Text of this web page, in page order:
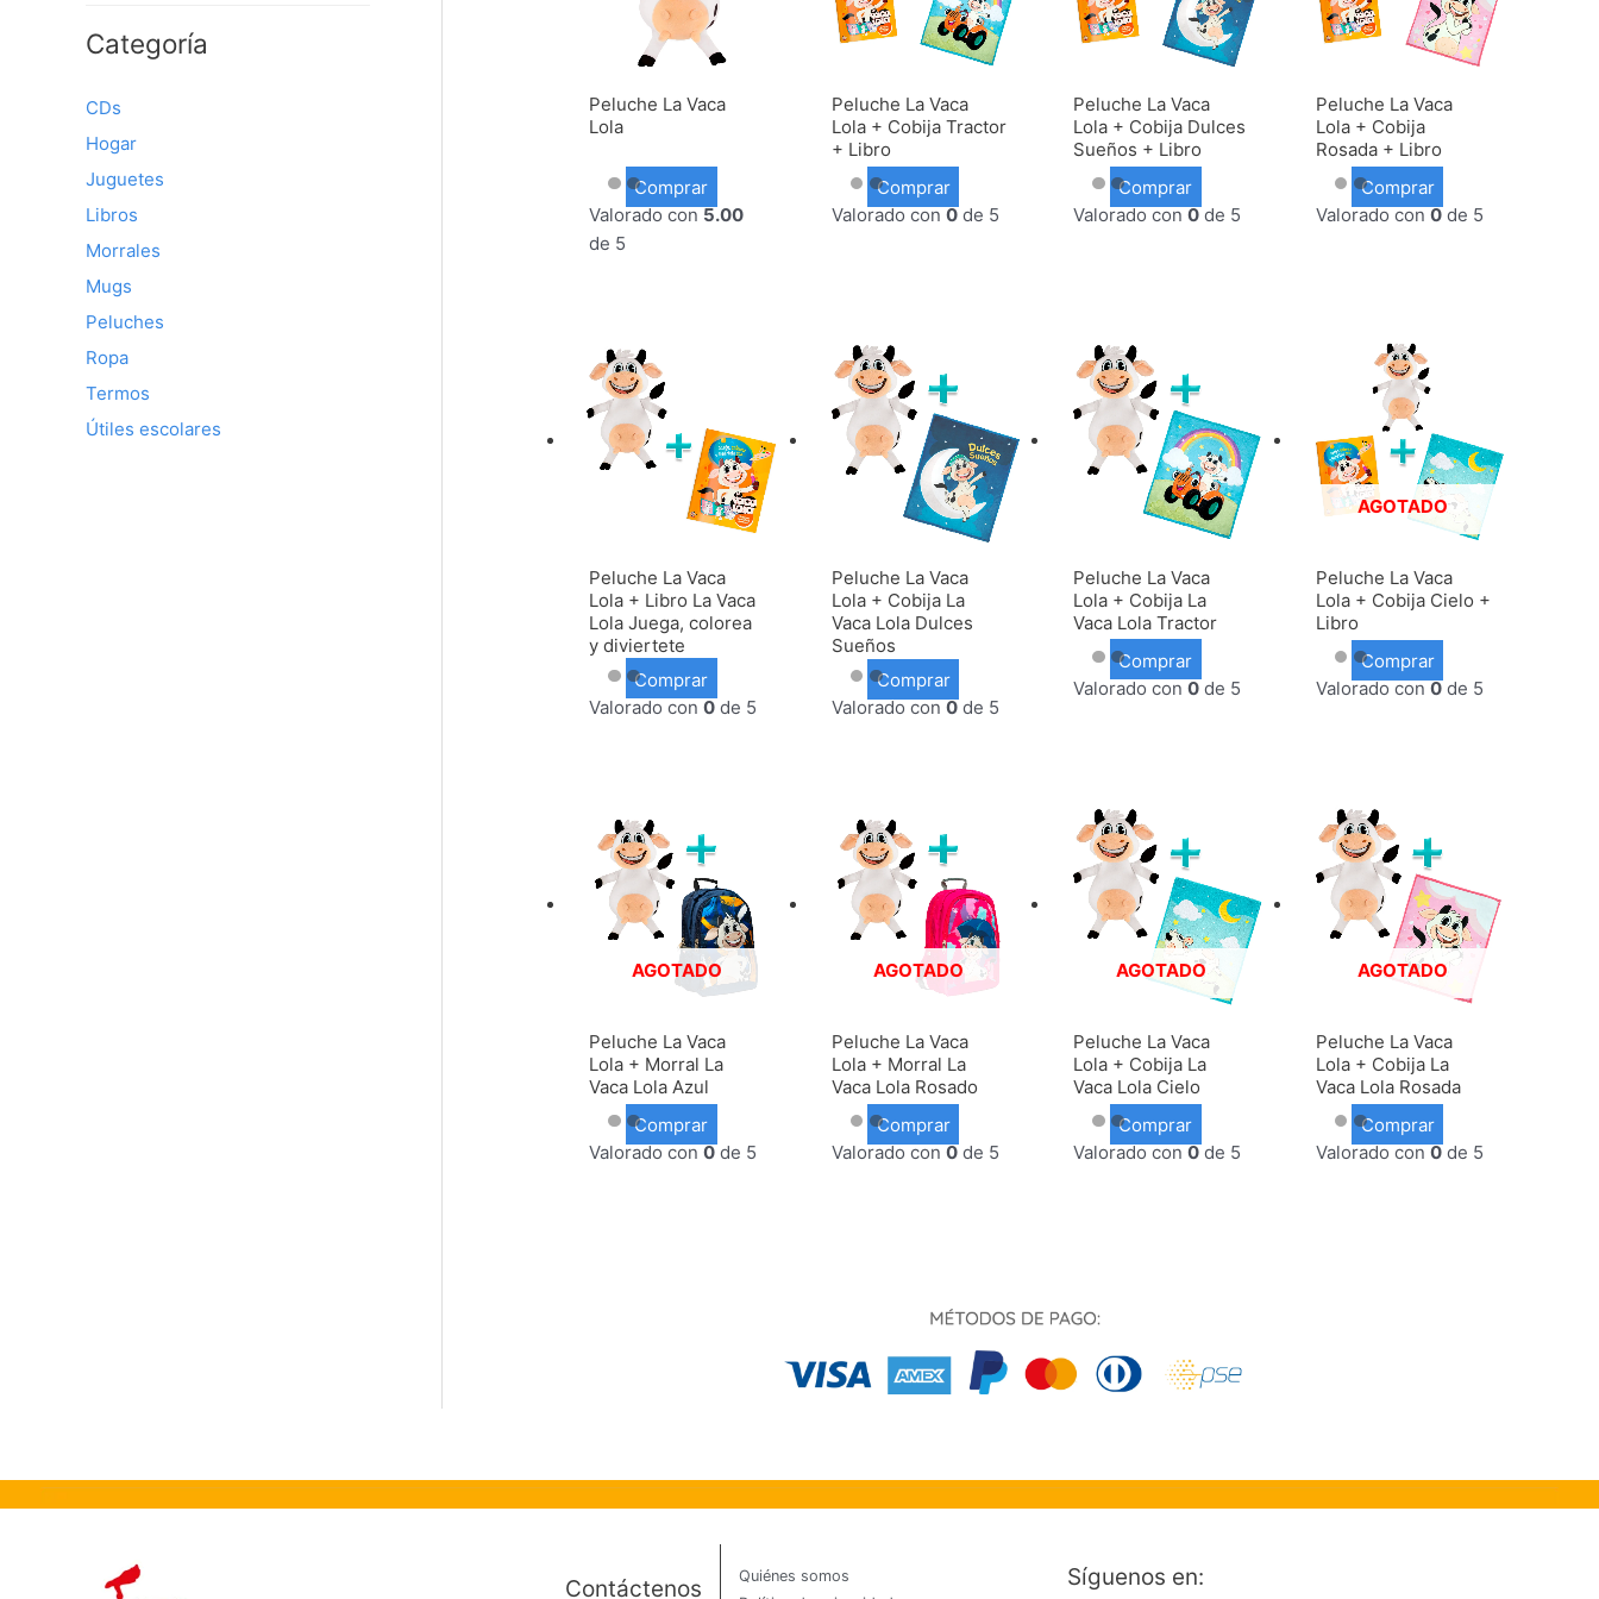
n
m
o
x
m
o
Categoría
CDs
Hogar
Juguetes
Libros
Morrales
Mugs
Peluches
Ropa
Termos
Útiles escolares
Peluche La Vaca
Lola
Comprar
Valorado con5.00
de 5
Peluche La Vaca
Lola + Cobija Tractor
+ Libro
Comprar
Valorado con0de 5
Peluche La Vaca
Lola + Cobija Dulces
Sueños + Libro
Comprar
Valorado con0de 5
Peluche La Vaca
Lola + Cobija
Rosada + Libro
Comprar
Valorado con0de 5
Peluche La Vaca
Lola + Libro La Vaca
Lola Juega, colorea
y diviertete
Comprar
Valorado con 0 de 5
Peluche La Vaca
Lola + Cobija La
Vaca Lola Dulces
Sueños
Comprar
Valorado con0de 5
Peluche La Vaca
Lola + Cobija La
Vaca Lola Tractor
Comprar
Valorado con 0 de 5
AGOTADO
Peluche La Vaca
Lola + Cobija Cielo +
Libro
Comprar
Valorado con0de 5
AGOTADO
Peluche La Vaca
Lola + Morral La
Vaca Lola Azul
Comprar
Valorado con0de 5
AGOTADO
Peluche La Vaca
Lola + Morral La
Vaca Lola Rosado
Comprar
Valorado con0de 5
AGOTADO
Peluche La Vaca
Lola + Cobija La
Vaca Lola Cielo
Comprar
Valorado con0de 5
AGOTADO
Peluche La Vaca
Lola + Cobija La
Vaca Lola Rosada
Comprar
Valorado con0de 5
Contáctenos
Quiénes somos
Síguenos en: